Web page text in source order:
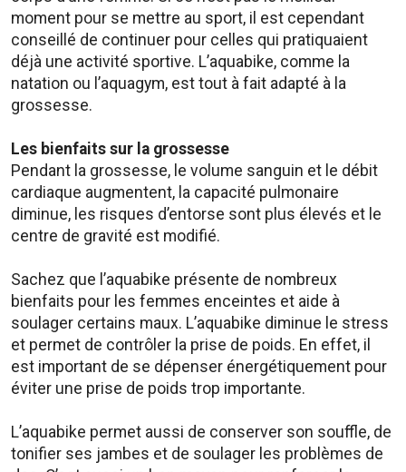
moment pour se mettre au sport, il est cependant
conseillé de continuer pour celles qui pratiquaient
déjà une activité sportive. L’aquabike, comme la
natation ou l’aquagym, est tout à fait adapté à la
grossesse.
Les bienfaits sur la grossesse
Pendant la grossesse, le volume sanguin et le débit
cardiaque augmentent, la capacité pulmonaire
diminue, les risques d’entorse sont plus élevés et le
centre de gravité est modifié.
Sachez que l’aquabike présente de nombreux
bienfaits pour les femmes enceintes et aide à
soulager certains maux. L’aquabike diminue le stress
et permet de contrôler la prise de poids. En effet, il
est important de se dépenser énergétiquement pour
éviter une prise de poids trop importante.
L’aquabike permet aussi de conserver son souffle, de
tonifier ses jambes et de soulager les problèmes de